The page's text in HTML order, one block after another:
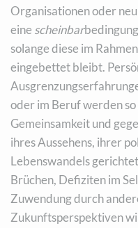
Organisationen oder
eine scheinbar
solange diese im
eingebettet bleibt.
oder im Beruf werden
Gemeinsamkeit und
ihres Aussehens, ihrer
Lebenswandels
Brüchen, Defiziten im
Zuwendung durch
Zukunftsperspektiven